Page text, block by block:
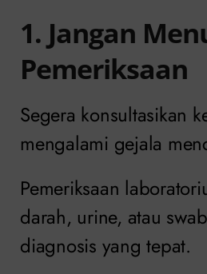
1. Jangan
Pemeriksaan
Segera konsultasikan
mengalami gejala
Pemeriksaan
darah, urine, atau
diagnosis yang tepat.